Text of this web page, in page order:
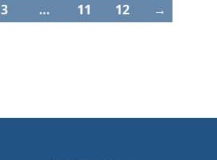
3 … 11 12 →